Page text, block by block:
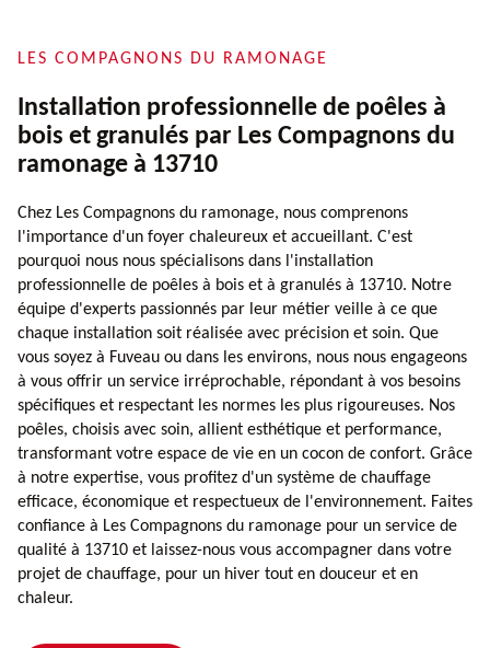
LES COMPAGNONS DU RAMONAGE
Installation professionnelle de poêles à
bois et granulés par Les Compagnons du
ramonage à 13710
Chez Les Compagnons du ramonage, nous comprenons
l'importance d'un foyer chaleureux et accueillant. C'est
pourquoi nous nous spécialisons dans l'installation
professionnelle de poêles à bois et à granulés à 13710. Notre
équipe d'experts passionnés par leur métier veille à ce que
chaque installation soit réalisée avec précision et soin. Que
vous soyez à Fuveau ou dans les environs, nous nous engageons
à vous offrir un service irréprochable, répondant à vos besoins
spécifiques et respectant les normes les plus rigoureuses. Nos
poêles, choisis avec soin, allient esthétique et performance,
transformant votre espace de vie en un cocon de confort. Grâce
à notre expertise, vous profitez d'un système de chauffage
efficace, économique et respectueux de l'environnement. Faites
confiance à Les Compagnons du ramonage pour un service de
qualité à 13710 et laissez-nous vous accompagner dans votre
projet de chauffage, pour un hiver tout en douceur et en
chaleur.